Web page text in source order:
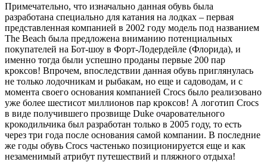
Примечательно, что изначально данная обувь была
разработана специально для катания на лодках – первая
представленная компанией в 2002 году модель под названием
The Beach была предложена вниманию потенциальных
покупателей на Бот-шоу в Форт-Лодердейле (Флорида), и
именно тогда были успешно проданы первые 200 пар
кроксов! Впрочем, впоследствии данная обувь приглянулась
не только лодочникам и рыбакам, но еще и садоводам, и с
момента своего основания компанией Crocs было реализовано
уже более шестисот миллионов пар кроксов! А логотип Crocs
в виде получившего прозвище Duke очаровательного
крокодильчика был разработан только в 2005 году, то есть
через три года после основания самой компании. В последние
же годы обувь Crocs частенько позиционируется еще и как
незаменимый атрибут путешествий и пляжного отдыха!